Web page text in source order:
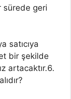
sürede geri
satıcıya
bir şekilde
artacaktır.6.